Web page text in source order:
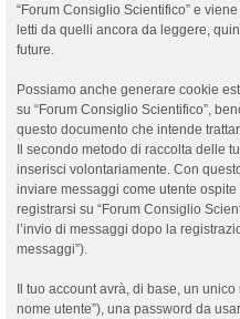
“Forum Consiglio Scientifico” e
letti da quelli ancora da leggere,
future.
Possiamo anche generare cookie
su “Forum Consiglio Scientifico”,
questo documento che intende
Il secondo metodo di raccolta delle
inserisci volontariamente. Con
inviare messaggi come utente
registrarsi su “Forum Consiglio
l’invio di messaggi dopo la
messaggi”).
Il tuo account avrà, di base, un
nome utente”), una password da